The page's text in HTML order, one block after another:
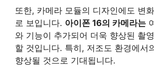
또한, 카메라 모듈의 디자인에도 변
로 보입니다. 아이폰 16의 카메라는
와 기능이 추가되어 더욱 향상된 촬
할 것입니다. 특히, 저조도 환경에서
향상될 것으로 기대됩니다.